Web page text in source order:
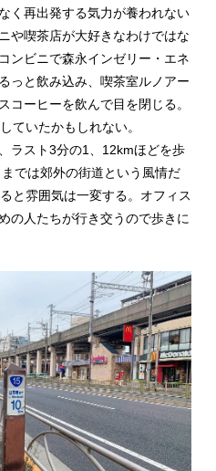
く再出発する気力が養われない
や喫茶店が大好きなわけではな
ンビニで森永インゼリー・エネ
っと飲み込み、喫茶室ルノアー
コーヒーを飲んで目を閉じる。
ていたかもしれない。
ラスト3分の1、12kmほどを歩
では郊外の街道という風情だ
と雰囲気は一変する。オフィス
の人たちが行き交うので歩きに